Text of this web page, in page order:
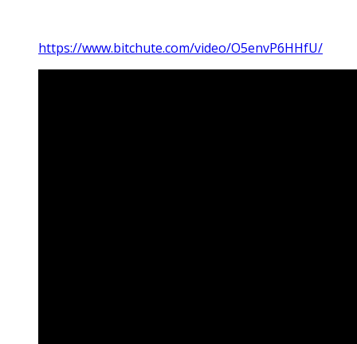
https://www.bitchute.com/video/O5envP6HHfU/